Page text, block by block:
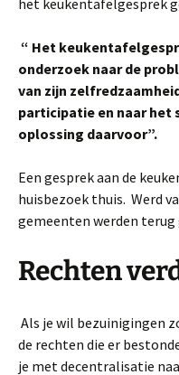
het keukentafelgesprek
“ Het
onderzoek naar de
van zijn
participatie en naar het
oplossing daarvoor”.
Een gesprek aan de
huisbezoek thuis. Werd
gemeenten werden
Rechten
Als je wil bezuinigingen
de rechten die er
je met decentralisatie